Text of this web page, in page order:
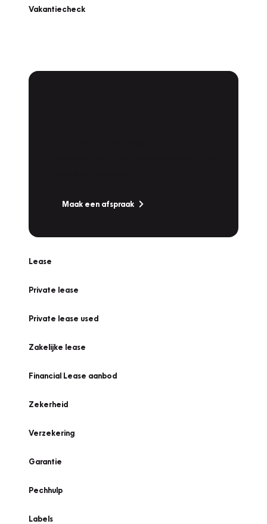
Vakantiecheck
Maak een afspraak
Lease
Private lease
Private lease used
Zakelijke lease
Financial Lease aanbod
Zekerheid
Verzekering
Garantie
Pechhulp
Labels